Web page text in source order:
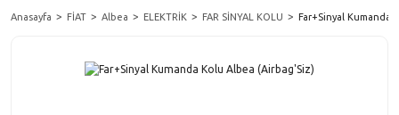
Anasayfa FİAT Albea ELEKTRİK FAR SİNYAL KOLU Far+Sinyal Kumanda